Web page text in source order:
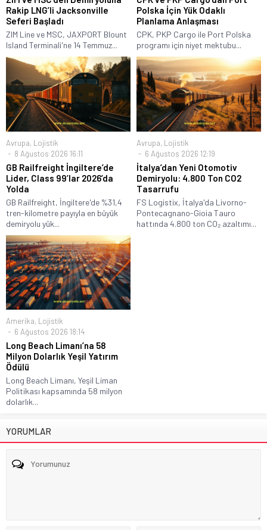
Rakip LNG’li Jacksonville
Seferi Başladı
ZIM Line ve MSC, JAXPORT Blount
Island Terminali'ne 14 Temmuz...
Polska İçin Yük Odaklı
Planlama Anlaşması
CPK, PKP Cargo ile Port Polska
programı için niyet mektubu...
Avrupa, Lojistik
8 Ağustos 2026 16:11
GB Railfreight İngiltere’de
Lider, Class 99’lar 2026’da
Yolda
GB Railfreight, İngiltere'de %31,4
tren-kilometre payıyla en büyük
demiryolu yük...
Avrupa, Lojistik
6 Ağustos 2026 12:19
İtalya’dan Yeni Otomotiv
Demiryolu: 4.800 Ton CO2
Tasarrufu
FS Logistix, İtalya'da Livorno-
Pontecagnano-Gioia Tauro
hattında 4.800 ton CO₂ azaltımı...
Amerika, Lojistik
6 Ağustos 2026 18:14
Long Beach Limanı’na 58
Milyon Dolarlık Yeşil Yatırım
Ödülü
Long Beach Limanı, Yeşil Liman
Politikası kapsamında 58 milyon
dolarlık...
YORUMLAR